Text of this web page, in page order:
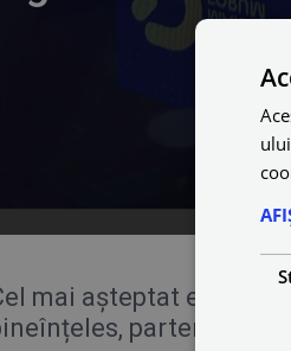
mai așteptat
partenerul